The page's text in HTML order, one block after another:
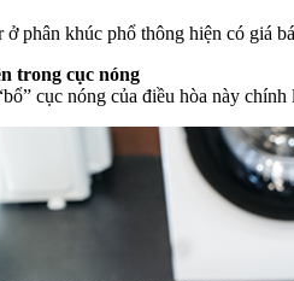
phân khúc phổ thông hiện có giá
trong cục nóng
cục nóng của điều hòa này